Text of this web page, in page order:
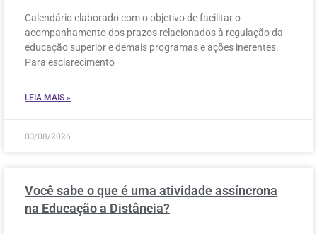
Calendário elaborado com o objetivo de facilitar o
acompanhamento dos prazos relacionados à regulação da
educação superior e demais programas e ações inerentes.
Para esclarecimento
LEIA MAIS »
03/08/2026
Você sabe o que é uma atividade assíncrona
na Educação a Distância?